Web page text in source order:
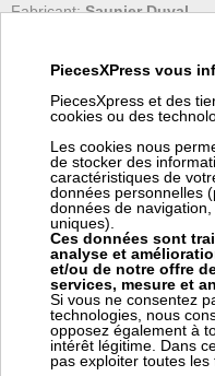
Fabricant:Saunier Duval
Poids:0.014 kg
Code article Pièces Express:
(*) Nous pouvons
Pour vous fournir cet article
stock Saunier Duval), ce
frais de transport pour
s'ajouter à votre coût de
Prix:
76,20 € HT
91,44 € TTC
Frais Saunier Duval (*) :
PiecesXPress vous
PiecesXpress et des
cookies ou des
Les cookies nous
de stocker des
caractéristiques de
données personnelles
données de
uniques).
Ces données sont
analyse et
et/ou de notre offre
services, mesure et
Si vous ne consentez
technologies, nous
opposez également à
intérêt légitime. Dans
pas exploiter toutes les